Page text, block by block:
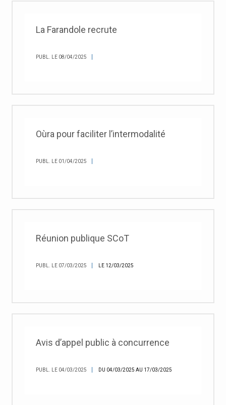
La Farandole recrute
PUBL. LE 08/04/2025
Oùra pour faciliter l’intermodalité
PUBL. LE 01/04/2025
Réunion publique SCoT
PUBL. LE 07/03/2025 LE 12/03/2025
Avis d’appel public à concurrence
PUBL. LE 04/03/2025 DU 04/03/2025 AU 17/03/2025